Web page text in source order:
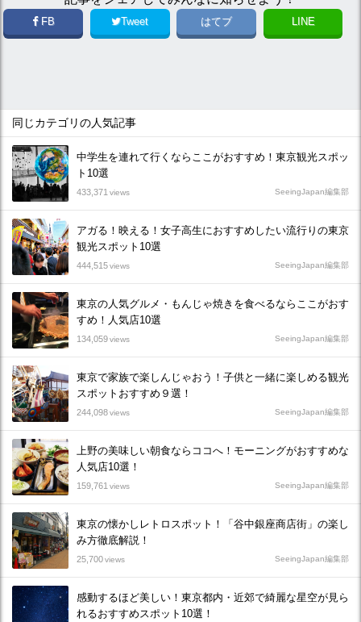
FB Tweet はてブ LINE
同じカテゴリの人気記事
中学生を連れて行くならここがおすすめ！東京観光スポッ
ト10選
433,371 views SeeingJapan編集部
アガる！映える！女子高生におすすめしたい流行りの東京
観光スポット10選
444,515views SeeingJapan編集部
東京の人気グルメ・もんじゃ焼きを食べるならここがおす
すめ！人気店10選
134,059views SeeingJapan編集部
東京で家族で楽しんじゃおう！子供と一緒に楽しめる観光
スポットおすすめ９選！
244,098views SeeingJapan編集部
上野の美味しい朝食ならココへ！モーニングがおすすめな
人気店10選！
159,761 views SeeingJapan編集部
東京の懐かしレトロスポット！「谷中銀座商店街」の楽し
み方徹底解説！
25,700views SeeingJapan編集部
感動するほど美しい！東京都内・近郊で綺麗な星空が見ら
れるおすすめスポット10選！